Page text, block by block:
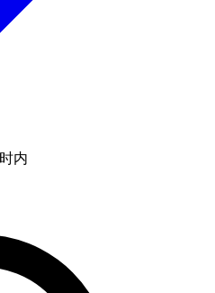
内